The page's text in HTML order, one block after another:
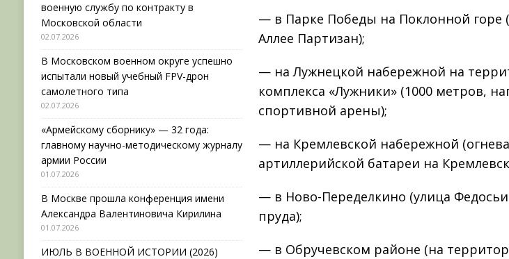
— в Парке Победы на Поклонной горе
Аллее Партизан);
— на Лужнецкой набережной на
комплекса «Лужники» (1000 метров,
спортивной арены);
— на Кремлевской набережной
артиллерийской батареи на
— в Ново-Переделкино (улица
пруда);
— в Обручевском районе (на
военную службу по контракту в
Московской области
02.07.2026
В Московском военном округе успешно
испытали новый учебный FPV-дрон
самолетного типа
02.07.2026
«Армейскому сборнику» — 32 года:
главному научно-методическому журналу
армии России
01.07.2026
В Москве прошла конференция имени
Александра Валентиновича Кирилина
01.07.2026
ИЮЛЬ В ВОЕННОЙ ИСТОРИИ (2026)